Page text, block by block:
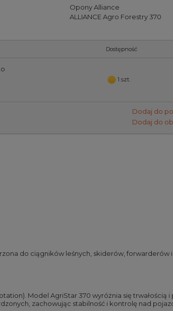
Opony Alliance
ALLIANCE Agro Forestry 370
Dostępność
1 szt.
Dodaj do
Dodaj do
do ciągników leśnych, skiderów, forwarderów
Model AgriStar 370 wyróżnia się
zachowując stabilność i kontrolę nad